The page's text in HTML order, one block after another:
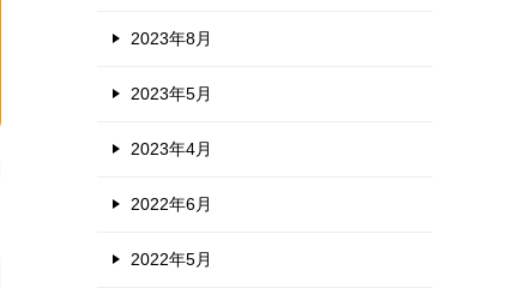
2023年8月
2023年5月
2023年4月
2022年6月
2022年5月